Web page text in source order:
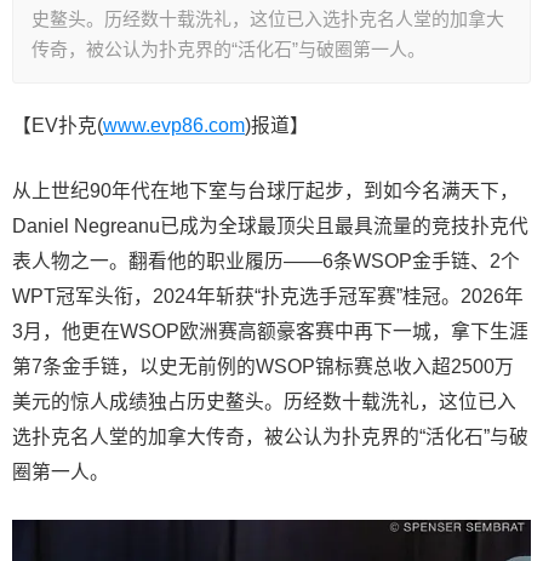
史鳌头。历经数十载洗礼，这位已入选扑克名人堂的加拿大
传奇，被公认为扑克界的“活化石”与破圈第一人。
【EV扑克(www.evp86.com)报道】
从上世纪90年代在地下室与台球厅起步，到如今名满天下，
Daniel Negreanu已成为全球最顶尖且最具流量的竞技扑克代
表人物之一。翻看他的职业履历——6条WSOP金手链、2个
WPT冠军头衔，2024年斩获“扑克选手冠军赛”桂冠。2026年
3月，他更在WSOP欧洲赛高额豪客赛中再下一城，拿下生涯
第7条金手链，以史无前例的WSOP锦标赛总收入超2500万
美元的惊人成绩独占历史鳌头。历经数十载洗礼，这位已入
选扑克名人堂的加拿大传奇，被公认为扑克界的“活化石”与破
圈第一人。